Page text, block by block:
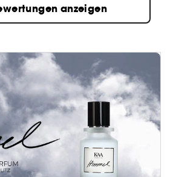
anzeigen